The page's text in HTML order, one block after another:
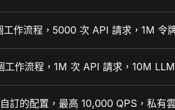
工作流程，5000 次 API 請求，1M 令
工作流程，1M 次 API 請求，10M
訂的配置，最高 10,000 QPS，私有